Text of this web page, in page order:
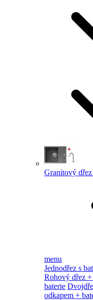
Granitový
menu
Jednodřez s
Rohový dřez +
baterie
odkapem +